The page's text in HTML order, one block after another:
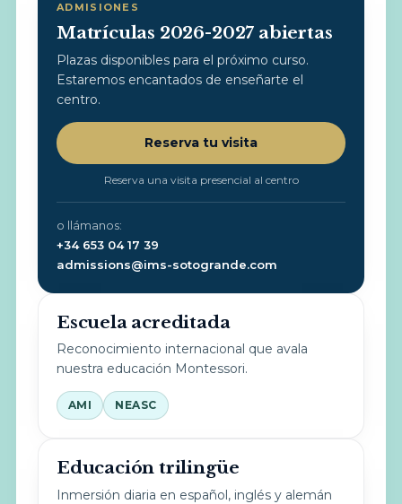
ADMISIONES
Matrículas 2026-2027 abiertas
Plazas disponibles para el próximo curso.
Estaremos encantados de enseñarte el
centro.
Reserva tu visita
Reserva una visita presencial al centro
o llámanos:
+34 653 04 17 39
admissions@ims-sotogrande.com
Escuela acreditada
Reconocimiento internacional que avala
nuestra educación Montessori.
AMI NEASC
Educación trilingüe
Inmersión diaria en español, inglés y alemán